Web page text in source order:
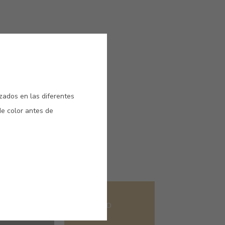
MUSTARD
en las diferentes
color antes de